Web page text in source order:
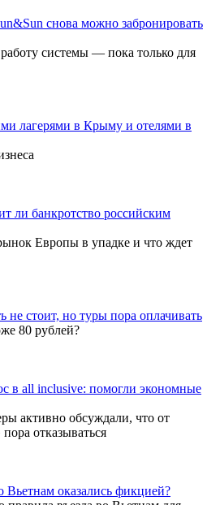
снова можно забронировать
системы — пока только для
лагерями в Крыму и отелями в
ли банкротство российским
Европы в упадке и что ждет
не стоит, но туры пора оплачивать
80 рублей?
в all inclusive: помогли экономные
активно обсуждали, что от
отказываться
Вьетнам оказались фикцией?